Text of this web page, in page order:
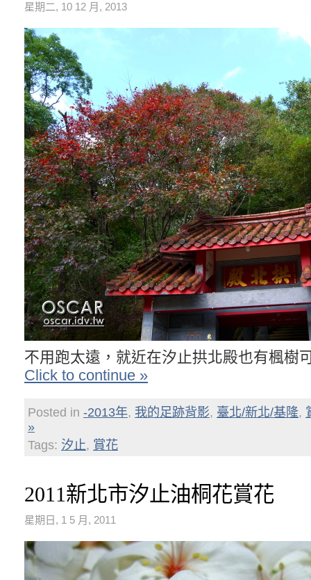
星期二, 10 12 月, 2013
不用跑太遠，就近在汐止拱北殿也有楓樹
Click to continue »
Posted in -2013年, 我的足跡背影, 臺北/新北/基隆,
»
Tags: 汐止, 賞花
2011新北市汐止油桐花賞花
星期日, 1 5 月, 2011